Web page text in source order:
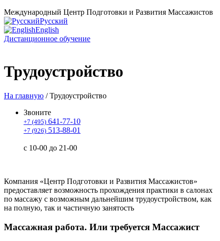
Международный Центр Подготовки и Развития Массажистов
Русский
English
Дистанционное обучение
Трудоустройство
На главную / Трудоустройство
Звоните
+7 (495) 641-77-10
+7 (926) 513-88-01
c 10-00 до 21-00
Компания «Центр Подготовки и Развития Массажистов»
предоставляет возможность прохождения практики в салонах
по массажу с возможным дальнейшим трудоустройством, как
на полную, так и частичную занятость
Массажная работа. Или требуется Массажист